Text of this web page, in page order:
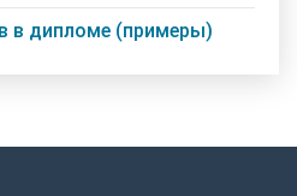
в дипломе (примеры)